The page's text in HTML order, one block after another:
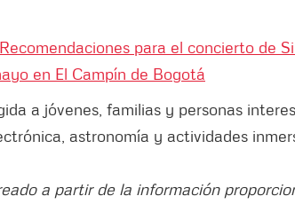
Recomendaciones para el concierto de
en El Campín de Bogotá
a jóvenes, familias y personas
astronomía y actividades
a partir de la información